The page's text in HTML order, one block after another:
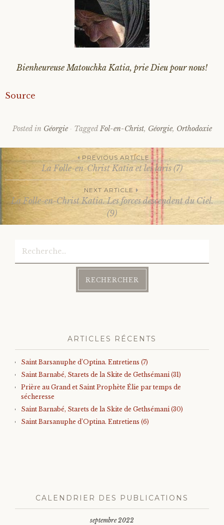
Bienheureuse Matouchka Katia, prie Dieu pour nous!
Source
Posted in Géorgie TaggedFol-en-Christ, Géorgie, Orthodoxie
Post
navigation
PREVIOUS ARTICLE
La Folle-en-Christ Katia et les laris (7)
NEXT ARTICLE
La Folle-en-Christ Katia. Les forces descendent du Ciel.
(9)
ARTICLES RÉCENTS
Saint Barsanuphe d’Optina. Entretiens (7)
Saint Barnabé, Starets de la Skite de Gethsémani (31)
Prière au Grand et Saint Prophète Élie par temps de
sécheresse
Saint Barnabé, Starets de la Skite de Gethsémani (30)
Saint Barsanuphe d’Optina. Entretiens (6)
CALENDRIER DES PUBLICATIONS
septembre 2022